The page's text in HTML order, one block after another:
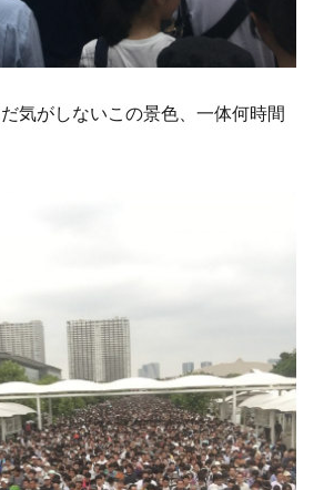
気がしないこの景色、一体何時間